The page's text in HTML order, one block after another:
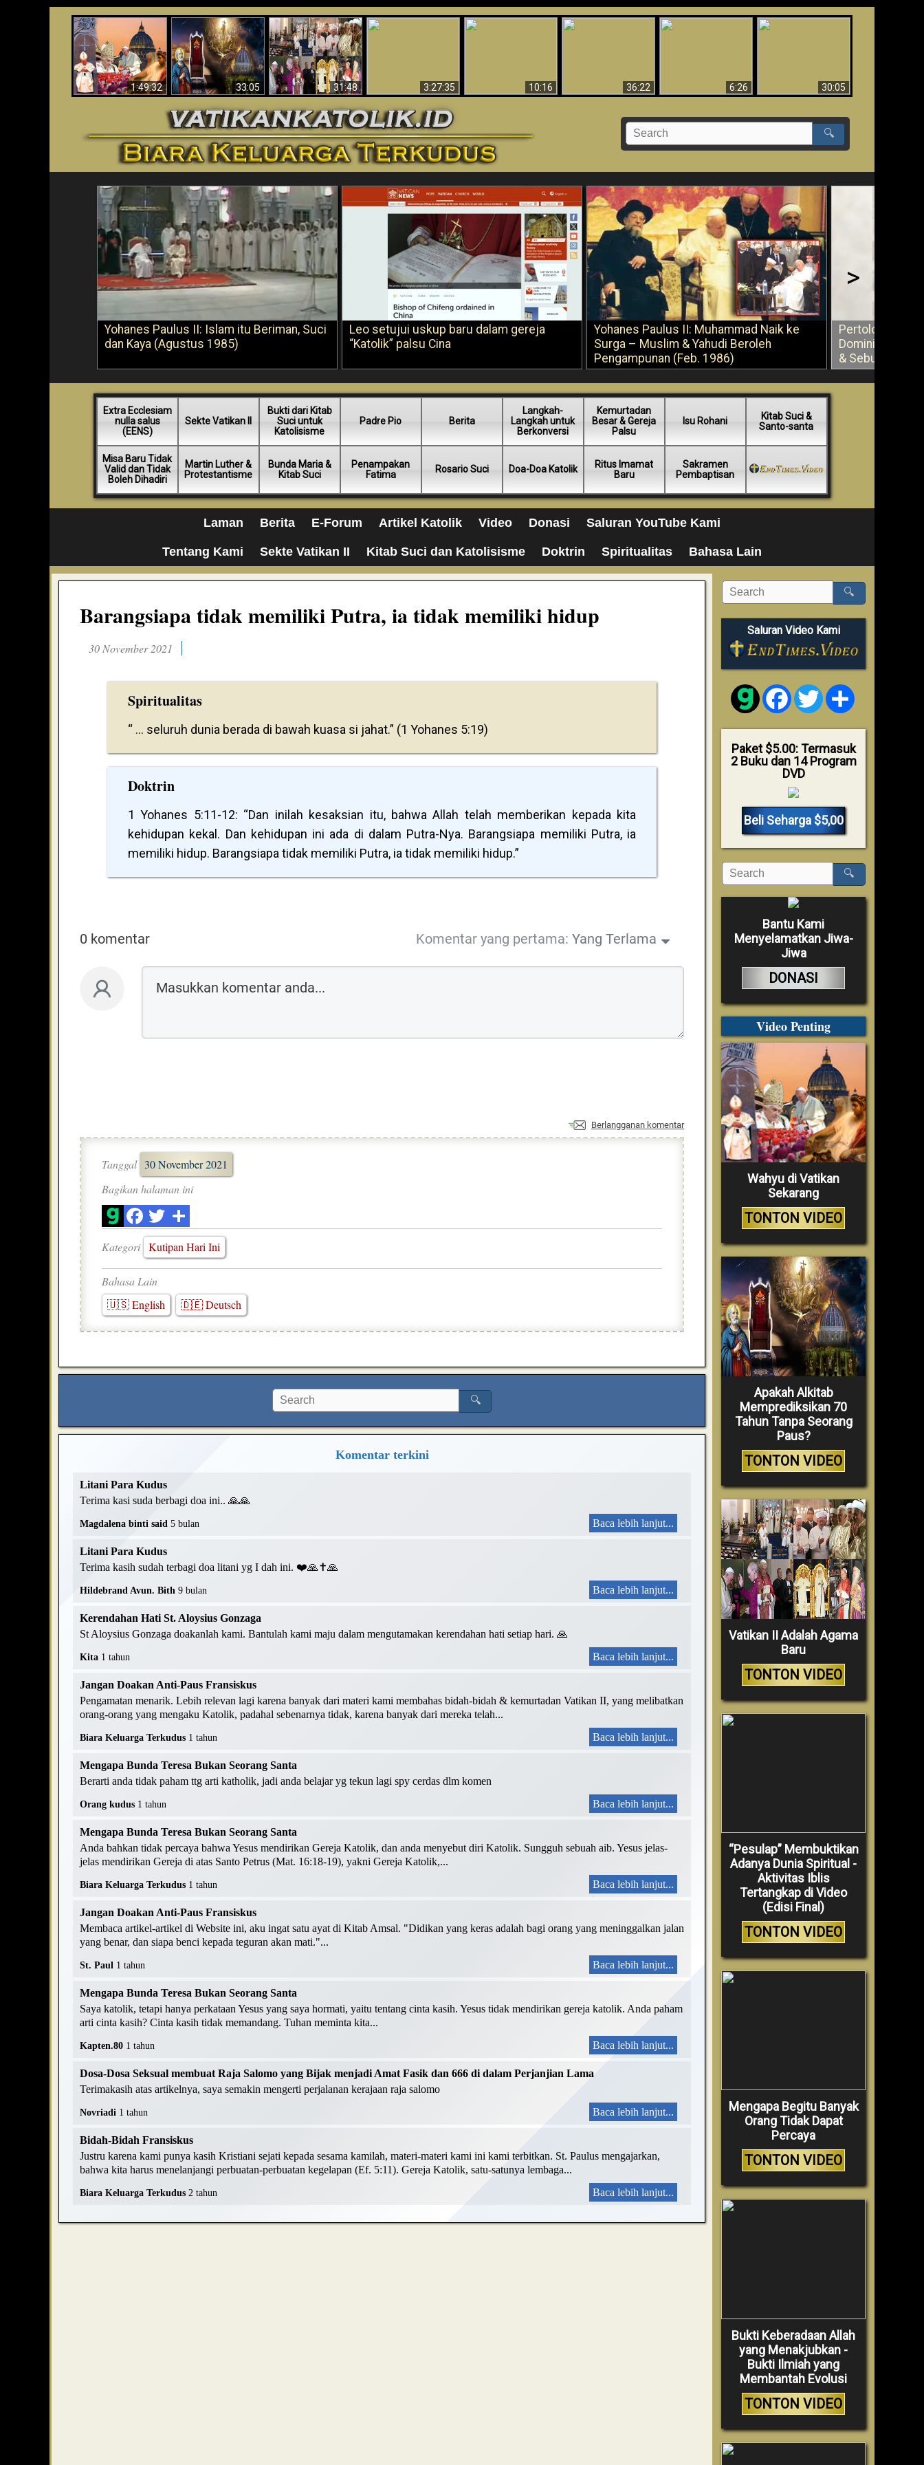
1:49:32
Wahyu di Vatikan
Sekarang
33:05
Apakah Alkitab
Memprediksikan 70
Tahun Tanpa
Seorang Paus?
31:48
Vatikan II Adalah
Agama Baru
3:27:35
Video (Edisi Final)
10:16
36:22
6:26
30:05
🔍
Yohanes Paulus II: Islam itu Beriman, Suci
dan Kaya (Agustus 1985)
Leo setujui uskup baru dalam gereja
“Katolik” palsu Cina
Yohanes Paulus II: Muhammad Naik ke
Surga – Muslim & Yahudi Beroleh
Pengampunan (Feb. 1986)
Pertolongan
Dominikus
& Sebuah Saran
>
Extra Ecclesiam
nulla salus
(EENS)
Sekte Vatikan II
Bukti dari Kitab
Suci untuk
Katolisisme
Padre Pio Berita
Langkah-
Langkah untuk
Berkonversi
Kemurtadan
Besar & Gereja
Palsu
Isu Rohani
Kitab Suci &
Santo-santa
Misa Baru Tidak
Valid dan Tidak
Boleh Dihadiri
Martin Luther &
Protestantisme
Bunda Maria &
Kitab Suci
Penampakan
Fatima
Rosario Suci Doa-Doa Katolik
Ritus Imamat
Baru
Sakramen
Pembaptisan
Laman Berita E-Forum Artikel Katolik Video Donasi Saluran YouTube Kami
Tentang Kami Sekte Vatikan II Kitab Suci dan Katolisisme Doktrin Spiritualitas Bahasa Lain
Barangsiapa tidak memiliki Putra, ia tidak memiliki hidup
30 November 2021
Spiritualitas
“ ... seluruh dunia berada di bawah kuasa si jahat.” (1 Yohanes 5:19)
Doktrin
1 Yohanes 5:11-12: “Dan inilah kesaksian itu, bahwa Allah telah memberikan kepada kita
kehidupan kekal. Dan kehidupan ini ada di dalam Putra-Nya. Barangsiapa memiliki Putra, ia
memiliki hidup. Barangsiapa tidak memiliki Putra, ia tidak memiliki hidup.”
0 komentar Komentar yang pertama: Yang Terlama
Berlangganan komentar
Tanggal 30 November 2021
Bagikan halaman ini
Kategori Kutipan Hari Ini
Bahasa Lain
🇺🇸 English
🇩🇪 Deutsch
🔍
Komentar terkini
Litani Para Kudus
Terima kasi suda berbagi doa ini.. 🙏🙏
Magdalena binti said 5 bulan Baca lebih lanjut...
Litani Para Kudus
Terima kasih sudah terbagi doa litani yg I dah ini. ❤️🙏✝️🙏
Hildebrand Avun. Bith 9 bulan Baca lebih lanjut...
Kerendahan Hati St. Aloysius Gonzaga
St Aloysius Gonzaga doakanlah kami. Bantulah kami maju dalam mengutamakan kerendahan hati setiap hari. 🙏
Kita 1 tahun Baca lebih lanjut...
Jangan Doakan Anti-Paus Fransiskus
Pengamatan menarik. Lebih relevan lagi karena banyak dari materi kami membahas bidah-bidah & kemurtadan Vatikan II, yang melibatkan
orang-orang yang mengaku Katolik, padahal sebenarnya tidak, karena banyak dari mereka telah...
Biara Keluarga Terkudus 1 tahun Baca lebih lanjut...
Mengapa Bunda Teresa Bukan Seorang Santa
Berarti anda tidak paham ttg arti katholik, jadi anda belajar yg tekun lagi spy cerdas dlm komen
Orang kudus 1 tahun Baca lebih lanjut...
Mengapa Bunda Teresa Bukan Seorang Santa
Anda bahkan tidak percaya bahwa Yesus mendirikan Gereja Katolik, dan anda menyebut diri Katolik. Sungguh sebuah aib. Yesus jelas-
jelas mendirikan Gereja di atas Santo Petrus (Mat. 16:18-19), yakni Gereja Katolik,...
Biara Keluarga Terkudus 1 tahun Baca lebih lanjut...
Jangan Doakan Anti-Paus Fransiskus
Membaca artikel-artikel di Website ini, aku ingat satu ayat di Kitab Amsal. "Didikan yang keras adalah bagi orang yang meninggalkan jalan
yang benar, dan siapa benci kepada teguran akan mati."...
St. Paul 1 tahun Baca lebih lanjut...
Mengapa Bunda Teresa Bukan Seorang Santa
Saya katolik, tetapi hanya perkataan Yesus yang saya hormati, yaitu tentang cinta kasih. Yesus tidak mendirikan gereja katolik. Anda paham
arti cinta kasih? Cinta kasih tidak memandang. Tuhan meminta kita...
Kapten.80 1 tahun Baca lebih lanjut...
Dosa-Dosa Seksual membuat Raja Salomo yang Bijak menjadi Amat Fasik dan 666 di dalam Perjanjian Lama
Terimakasih atas artikelnya, saya semakin mengerti perjalanan kerajaan raja salomo
Novriadi 1 tahun Baca lebih lanjut...
Bidah-Bidah Fransiskus
Justru karena kami punya kasih Kristiani sejati kepada sesama kamilah, materi-materi kami ini kami terbitkan. St. Paulus mengajarkan,
bahwa kita harus menelanjangi perbuatan-perbuatan kegelapan (Ef. 5:11). Gereja Katolik, satu-satunya lembaga...
Biara Keluarga Terkudus 2 tahun Baca lebih lanjut...
🔍
Saluran Video Kami
FacebookTwitter
Paket $5.00: Termasuk
2 Buku dan 14 Program
DVD
Beli Seharga $5,00
🔍
Bantu Kami
Menyelamatkan Jiwa-
Jiwa
DONASI
Video Penting
Wahyu di Vatikan
Sekarang
TONTON VIDEO
Apakah Alkitab
Memprediksikan 70
Tahun Tanpa Seorang
Paus?
TONTON VIDEO
Vatikan II Adalah Agama
Baru
TONTON VIDEO
“Pesulap” Membuktikan
Adanya Dunia Spiritual -
Aktivitas Iblis
Tertangkap di Video
(Edisi Final)
TONTON VIDEO
Mengapa Begitu Banyak
Orang Tidak Dapat
Percaya
TONTON VIDEO
Bukti Keberadaan Allah
yang Menakjubkan -
Bukti Ilmiah yang
Membantah Evolusi
TONTON VIDEO